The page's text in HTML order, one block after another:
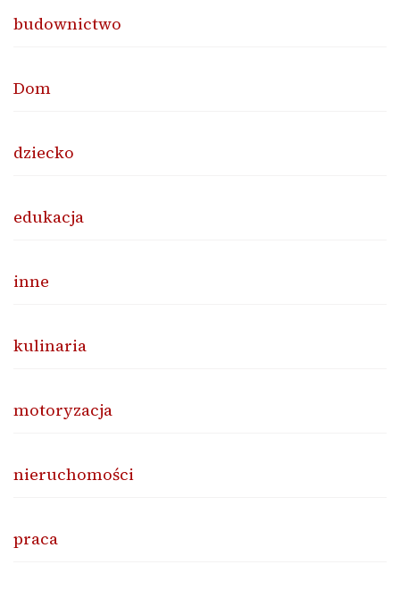
budownictwo
Dom
dziecko
edukacja
inne
kulinaria
motoryzacja
nieruchomości
praca